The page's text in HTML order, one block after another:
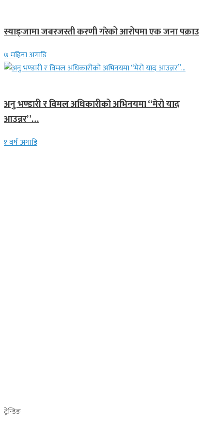
स्याङ्जामा जबरजस्ती करणी गरेको आरोपमा एक जना पक्राउ
७ महिना अगाडि
अनु भण्डारी र विमल अधिकारीको अभिनयमा “मेरो याद
आउन्नर”…
१ वर्ष अगाडि
ट्रेन्डिङ